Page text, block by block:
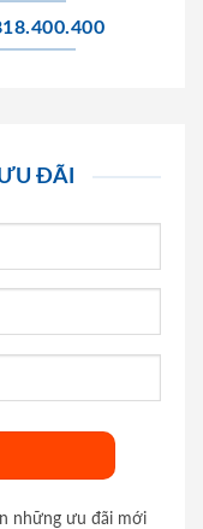
ĐÃI
những ưu đãi mới